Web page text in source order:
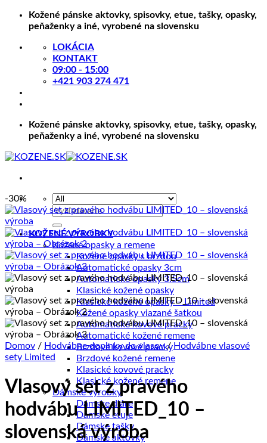
Skip
Kožené pánske aktovky, spisovky, etue, tašky, opasky,
peňaženky a iné, vyrobené na slovensku
LOKÁCIA
KONTAKT
09:00 - 15:00
+421 903 274 471
Kožené pánske aktovky, spisovky, etue, tašky, opasky,
peňaženky a iné, vyrobené na slovensku
Hľadať:
KOŽENÉ VÝROBKY
Kožené opasky a remene
Kožené opasky s brzdou
Automatické opasky 3cm
Automatické opasky 3.5cm
Klasické kožené opasky
Klasické kožené opasky – Limited
Kožené opasky viazané šatkou
Automatické kovové pracky
Automatické kožené remene
Brzdové kovové pracky
Brzdové kožené remene
Klasické kovové pracky
Klasické kožené remene
Dámske výrobky
Dámske diáre
Dámske etuje
Dámske tašky
Dámske aktovky
-30%
Domov / Hodvábne doplnky do vlasov / Hodvábne vlasové
sety Limited
Vlasový set z pravého
hodvábu LIMITED_10 –
slovenská výroba